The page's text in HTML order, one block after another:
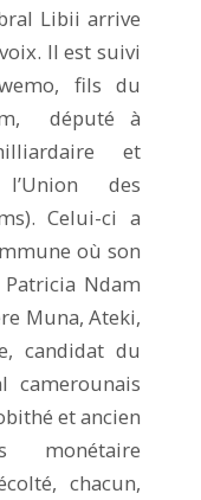
Libii arrive
Il est suivi
fils du
député à
et
des
Celui-ci a
où son
Ndam
Muna, Ateki,
candidat du
camerounais
et ancien
monétaire
chacun,